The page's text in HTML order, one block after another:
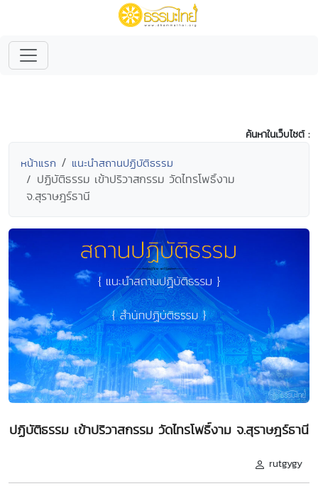
ค้นหาในเว็บไซต์ :
หน้าแรก แนะนำสถานปฏิบัติธรรม
ปฏิบัติธรรม เข้าปริวาสกรรม วัดไทรโพธิ์งาม
จ.สุราษฎร์ธานี
ปฏิบัติธรรม เข้าปริวาสกรรม วัดไทรโพธิ์งาม จ.สุราษฎร์ธานี
rutgygy